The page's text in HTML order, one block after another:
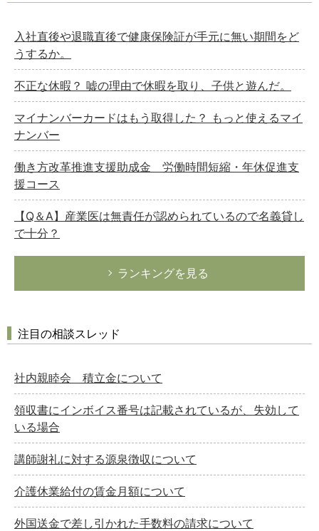
入社直後や退職直後で健康保険証が手元に無い期間をど
うするか。
不正な休暇？ 嘘の理由で休暇を取り、子供と遊んだ。
マイナンバーカードはもう取得した？ もっと使えるマイ
ナンバー
働き方改革推進支援助成金 労働時間短縮・年休促進支
援コース
【Q＆A】産業医は無責任が認められているので名義貸し
で十分？
ランキングを見る
注目の相談スレッド
社内親睦会 積立金について
領収書にインボイス番号は記載されているが、失効して
いる場合
講師謝礼に対する源泉徴収について
介護休業給付の賃金月額について
外国送金で差し引かれた手数料の請求について